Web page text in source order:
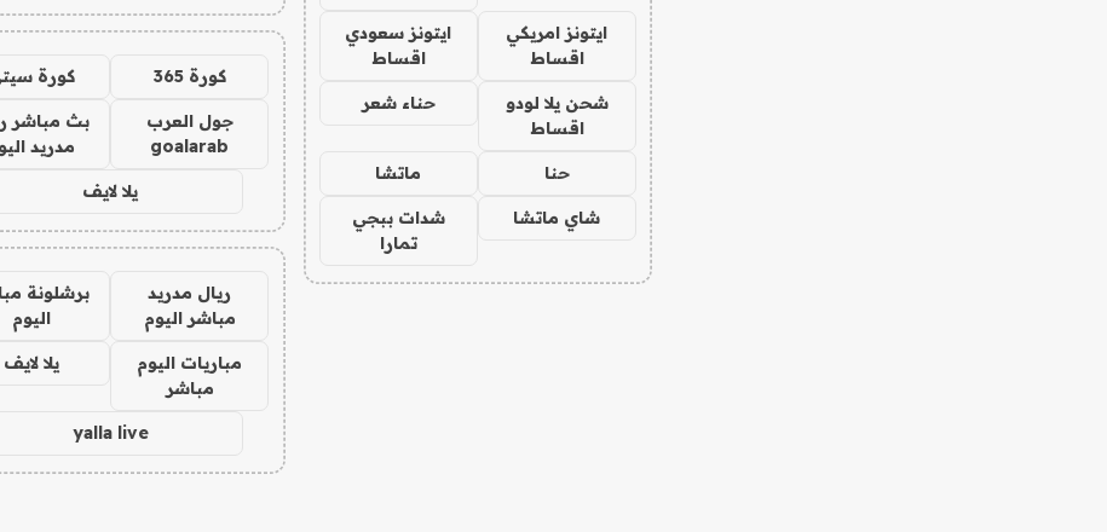
ايتونز امريكي
اقساط
ايتونز سعودي
اقساط
شحن يلا لودو
اقساط
حناء شعر
حنا ماتشا
شاي ماتشا
شدات ببجي
تمارا
كورة 365 كورة
جول العرب
goalarab
بث مباشر
مدريد
يلا لايف
ريال مدريد
مباشر اليوم
برشلونة
اليوم
مباريات اليوم
مباشر
يلا لايف
yalla live